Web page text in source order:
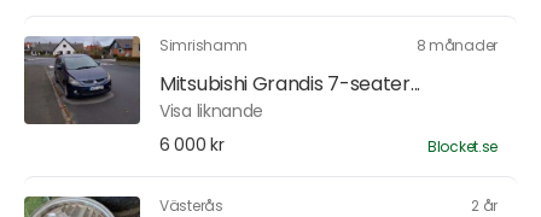
Simrishamn 8 månader
Mitsubishi Grandis 7-seater...
Visa liknande
6 000 kr
Blocket.se
Västerås 2 år